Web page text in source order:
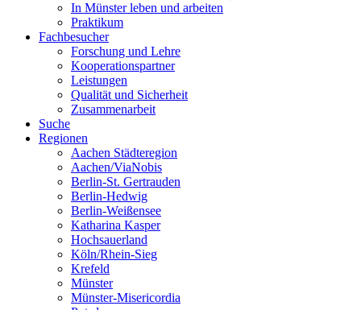
In Münster leben und arbeiten
Praktikum
Fachbesucher
Forschung und Lehre
Kooperationspartner
Leistungen
Qualität und Sicherheit
Zusammenarbeit
Suche
Regionen
Aachen Städteregion
Aachen/ViaNobis
Berlin-St. Gertrauden
Berlin-Hedwig
Berlin-Weißensee
Katharina Kasper
Hochsauerland
Köln/Rhein-Sieg
Krefeld
Münster
Münster-Misericordia